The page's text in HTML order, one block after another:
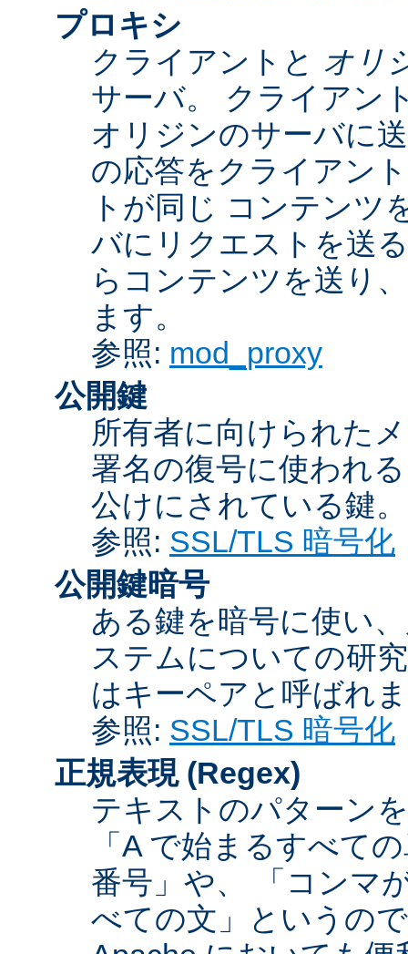
プロキシ
クライアントと オリ
サーバ。 クライアン
オリジンのサーバに
の応答をクライアン
トが同じ コンテンツ
バにリクエストを送
らコンテンツを送り
ます。
参照: mod_proxy
公開鍵
所有者に向けられた
署名の復号に使われ
公けにされている鍵。
参照: SSL/TLS 暗号化
公開鍵暗号
ある鍵を暗号に使い
ステムについての研
はキーペアと呼ばれ
参照: SSL/TLS 暗号化
正規表現 (Regex)
テキストのパターン
「A で始まるすべて
番号」や、 「コンマ
べての文」というの